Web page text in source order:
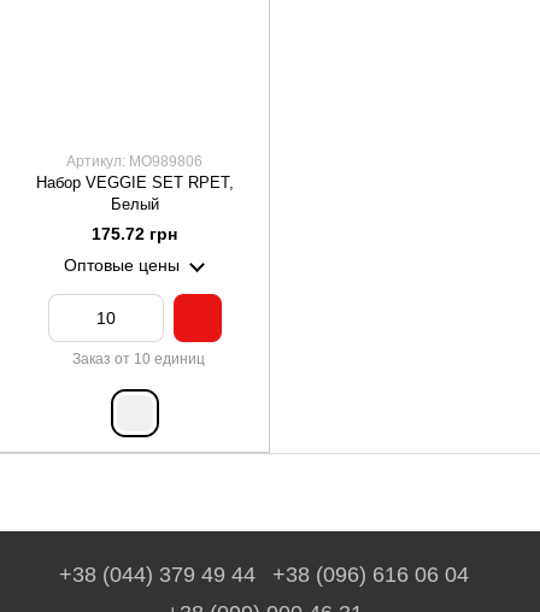
Артикул: MO989806
Набор VEGGIE SET RPET,
Белый
175.72 грн
Оптовые цены
Заказ от 10 единиц
+38 (044) 379 49 44
+38 (096) 616 06 04